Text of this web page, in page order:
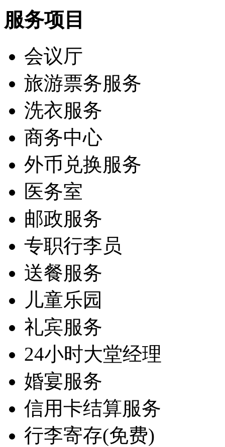
服务项目
会议厅
旅游票务服务
洗衣服务
商务中心
外币兑换服务
医务室
邮政服务
专职行李员
送餐服务
儿童乐园
礼宾服务
24小时大堂经理
婚宴服务
信用卡结算服务
行李寄存(免费)